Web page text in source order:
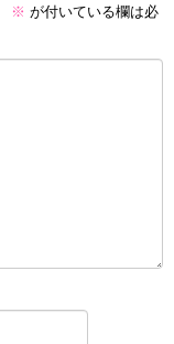
※ が付いている欄は必